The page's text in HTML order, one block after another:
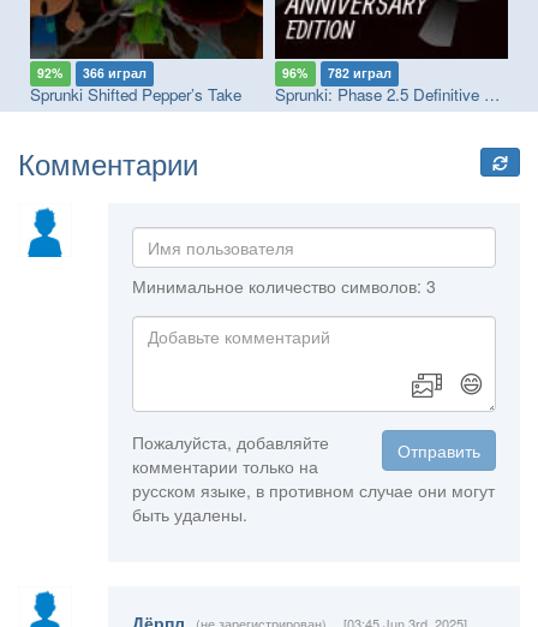
92% 366 играл
Sprunki Shifted Pepper’s Take
96% 782 играл
Sprunki: Phase 2.5 Definitive Edition
Комментарии
Минимальное количество символов: 3
😄
Отправить
Пожалуйста, добавляйте
комментарии только на
русском языке, в противном случае они могут
быть удалены.